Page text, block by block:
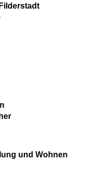
und Wohnen